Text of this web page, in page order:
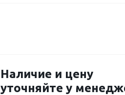
Наличие и цену
уточняйте у